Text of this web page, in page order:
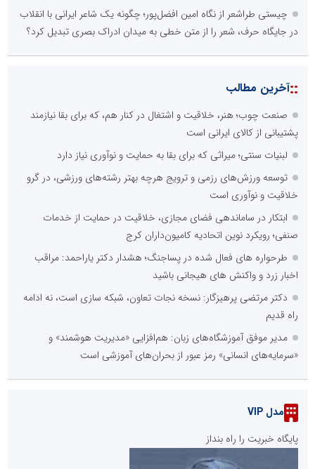
چیستی طراشعر از نگاه امین افضل‌پور؛ چگونه یک شاعر ایرانی با انقلاب
در جایگاه حرف، شعر را از متن خطی به میدان ادراک بصری تبدیل کرد؟
::آخرین مطالب
صنعت چوب؛ هنر، خلاقیت و اشتغال در کنار هم، که برای بقا نیازمند
پشتیبانی از کالای ایرانی است
لبنیات سنتی؛ میراثی که برای بقا به حمایت و نوآوری نیاز دارد
توسعه ورزش‌های رزمی و ترویج هرچه بهتر رشته‌های ورزشی، در گرو
خلاقیت و نوآوری است
ابتکار در ساماندهی فضای مجازی، خلاقیت در حمایت از خدمات
صنفی؛ رویکرد نوین اتحادیه کامیون‌داران کرج
طرحواره های فعال شده در پساجنگ؛ هشدار دکتر یاراحمد: مراقب
اخبار زرد و واکنش های هیجانی باشید
دکتر مرتضی پرهیزگار: نسخه نجات تعاون، شبکه سازی است، نه ادامه
راه قدیم
مدیر موفق آموزشگاه‌های زبان: هم‌افزایی «مدیریت هوشمند» و
«سرمایه‌های انسانی» رمز عبور از بحران‌های آموزشی است
مدل VIP
پایگاه خبریت را راه بنداز